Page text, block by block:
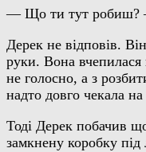
— Що ти тут робиш?
Дерек не відповів.
руки. Вона
не голосно, а з
надто довго чекала
Тоді Дерек побачив
замкнену коробку під